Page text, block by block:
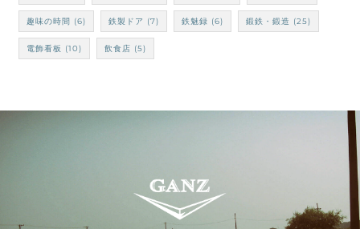
趣味の時間 (6) 鉄製ドア (7) 鉄魅録 (6) 鍛鉄・鍛造 (25)
電飾看板 (10) 飲食店 (5)